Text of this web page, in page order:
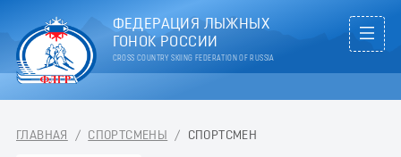
ФЕДЕРАЦИЯ ЛЫЖНЫХ
ГОНОК РОССИИ
CROSS COUNTRY SKIING FEDERATION OF RUSSIA
ГЛАВНАЯ / СПОРТСМЕНЫ / СПОРТСМЕН